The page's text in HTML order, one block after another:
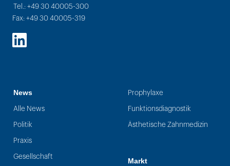
Tel.: +49 30 40005-300
Fax: +49 30 40005-319
LinkedIn
News
Alle News
Politik
Praxis
Gesellschaft
Prophylaxe
Funktionsdiagnostik
Ästhetische Zahnmedizin
Markt